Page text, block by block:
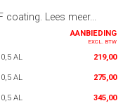
coating. Lees meer...
AANBIEDING
EXCL. BTW
AL 219,00
AL 275,00
AL 345,00